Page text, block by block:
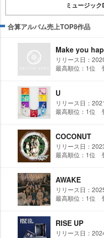
ミュージッ
合算アルバム売上TOP8作品
Make you
リリース日：
最高順位：1位
U
リリース日：
最高順位：1位
COCONUT
リリース日：
最高順位：1位
AWAKE
リリース日：
最高順位：1位
RISE UP
リリース日：